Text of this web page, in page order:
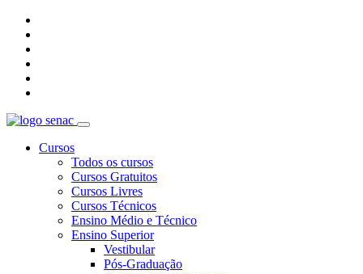
Cursos
Todos os cursos
Cursos Gratuitos
Cursos Livres
Cursos Técnicos
Ensino Médio e Técnico
Ensino Superior
Vestibular
Pós-Graduação